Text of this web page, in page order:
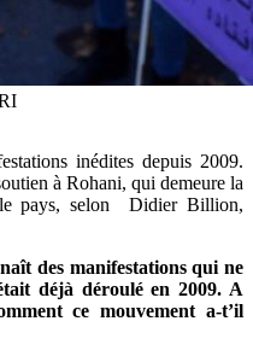
inédites depuis 2009.
à Rohani, qui demeure la
le pays, selon Didier Billion,
des manifestations qui ne
déjà déroulé en 2009. A
ce mouvement a-t’il